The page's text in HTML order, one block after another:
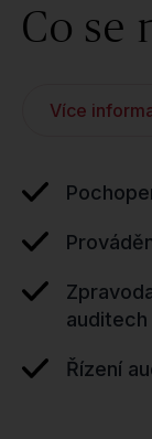
Co se
Více
auditech
Řízení